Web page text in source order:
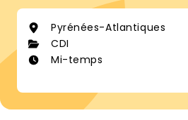
Pyrénées-Atlantiques
CDI
Mi-temps